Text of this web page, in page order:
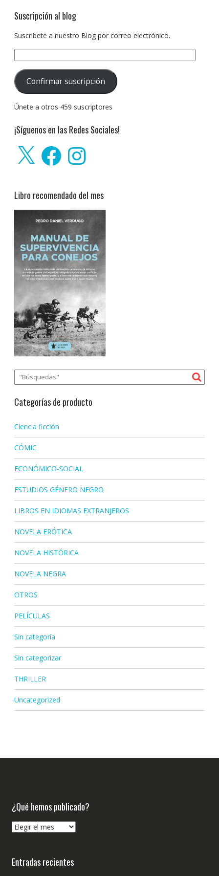
Suscripción al blog
Suscríbete a nuestro Blog por correo electrónico.
de
correo
electrónico:
Confirmar suscripción
Únete a otros 459 suscriptores
¡Síguenos en las Redes Sociales!
FacebookInstagram
Libro recomendado del mes
Categorías de producto
Ciencia ficción
CÓMIC
ECONÓMICO-SOCIAL
ESTUDIOS GÉNERO NEGRO
LIBROS EN IDIOMAS EXTRANJEROS
NOVELA ERÓTICA
NOVELA HISTÓRICA
NOVELA NEGRA
OTROS
PELÍCULAS
Sin categoría
Sin categorizar
THRILLER
Uncategorized
¿Qué hemos publicado?
¿Qué
Entradas recientes